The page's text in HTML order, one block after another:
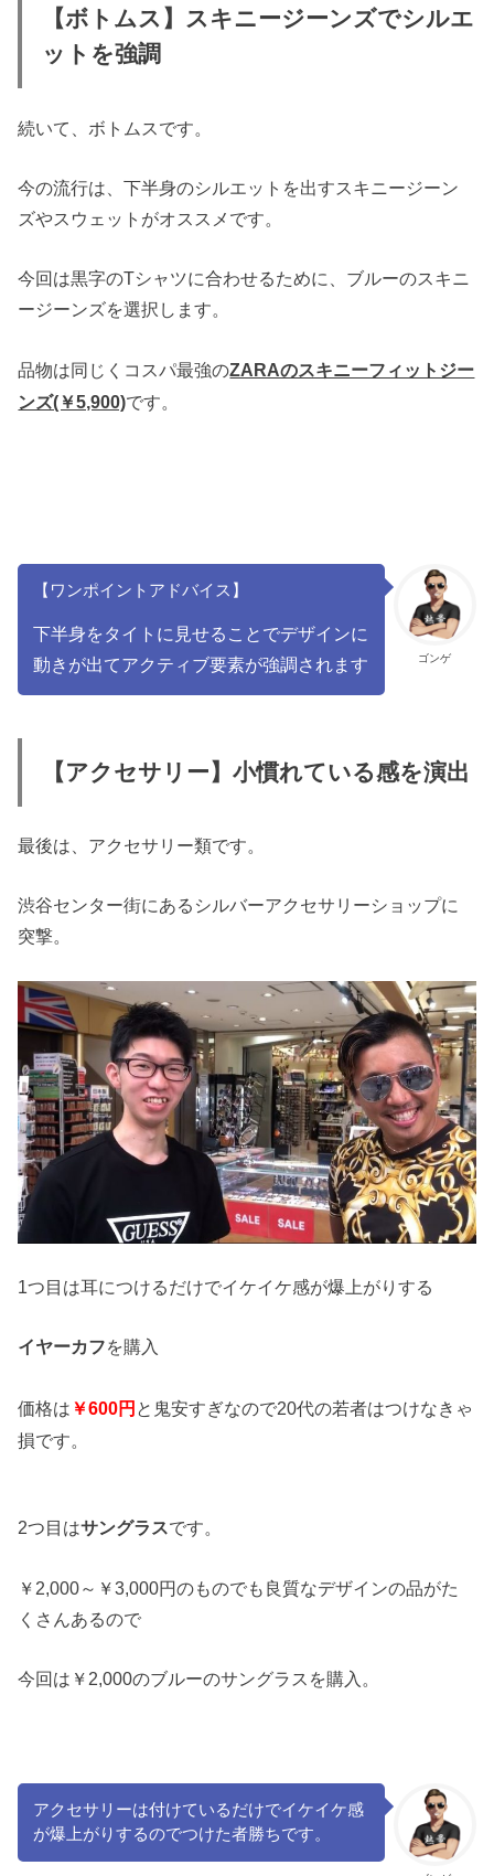
【ボトムス】スキニージーンズでシルエ
ットを強調
続いて、ボトムスです。
今の流行は、下半身のシルエットを出すスキニージーン
ズやスウェットがオススメです。
今回は黒字のTシャツに合わせるために、ブルーのスキニ
ージーンズを選択します。
品物は同じくコスパ最強のZARAのスキニーフィットジー
ンズ(￥5,900)です。
ゴンゲ
【ワンポイントアドバイス】
下半身をタイトに見せることでデザインに
動きが出てアクティブ要素が強調されます
【アクセサリー】小慣れている感を演出
最後は、アクセサリー類です。
渋谷センター街にあるシルバーアクセサリーショップに
突撃。
1つ目は耳につけるだけでイケイケ感が爆上がりする
イヤーカフを購入
価格は ￥600円 と鬼安すぎなので20代の若者はつけなきゃ
損です。
2つ目はサングラスです。
￥2,000～￥3,000円のものでも良質なデザインの品がた
くさんあるので
今回は￥2,000のブルーのサングラスを購入。
アクセサリーは付けているだけでイケイケ感
が爆上がりするのでつけた者勝ちです。